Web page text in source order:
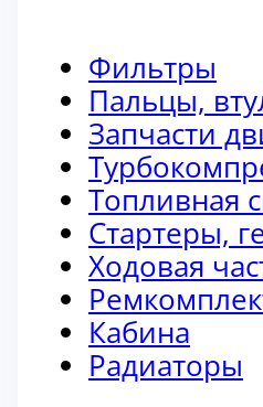
Фильтры
Пальцы,
Запчасти
Топливная
Стартеры,
Ходовая
Кабина
Радиаторы